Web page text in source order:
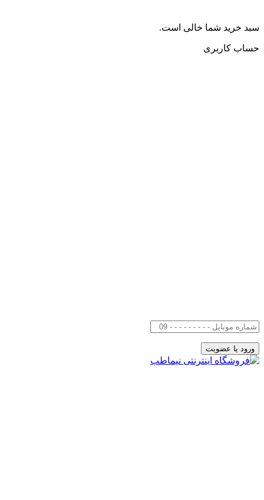
سبد خرید شما خالی است.
حساب کاربری